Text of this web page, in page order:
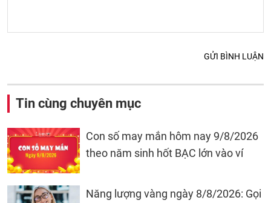
GỬI BÌNH LUẬN
Tin cùng chuyên mục
Con số may mắn hôm nay 9/8/2026
theo năm sinh hốt BẠC lớn vào ví
Năng lượng vàng ngày 8/8/2026: Gọi